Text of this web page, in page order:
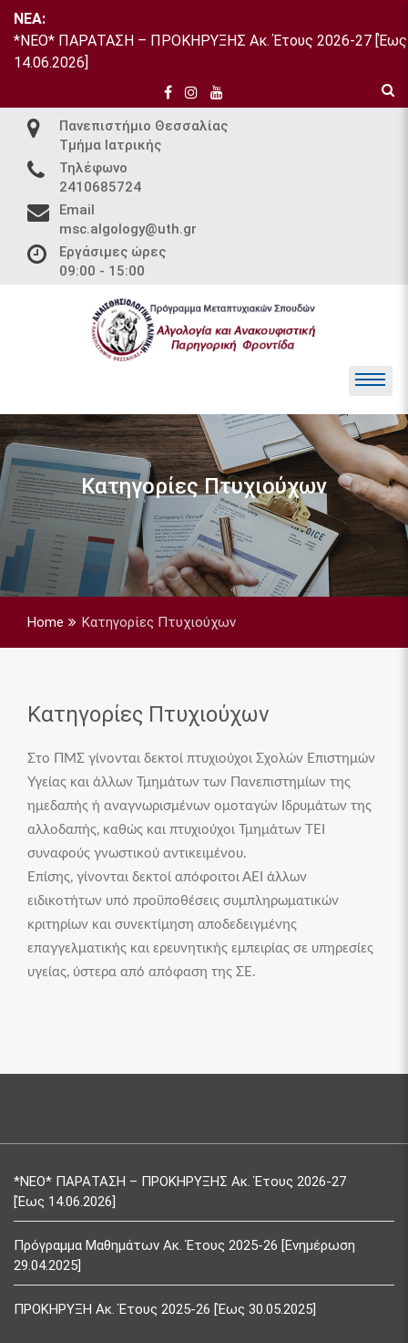
Skip
content
NEA:
*ΝΕΟ* ΠΑΡΑΤΑΣΗ – ΠΡΟΚΗΡΥΞΗΣ Ακ. Έτους 2026-27 [Έως
14.06.2026]
Πανεπιστήμιο Θεσσαλίας
Τμήμα Ιατρικής
Τηλέφωνο
2410685724
Email
msc.algology@uth.gr
Εργάσιμες ώρες
09:00 - 15:00
Κατηγορίες Πτυχιούχων
Home Κατηγορίες Πτυχιούχων
Κατηγορίες Πτυχιούχων
Στο ΠΜΣ γίνονται δεκτοί πτυχιούχοι Σχολών Επιστημών
Υγείας και άλλων Τμημάτων των Πανεπιστημίων της
ημεδαπής ή αναγνωρισμένων ομοταγών Ιδρυμάτων της
αλλοδαπής, καθώς και πτυχιούχοι Τμημάτων ΤΕΙ
συναφούς γνωστικού αντικειμένου.
Επίσης, γίνονται δεκτοί απόφοιτοι ΑΕΙ άλλων
ειδικοτήτων υπό προϋποθέσεις συμπληρωματικών
κριτηρίων και συνεκτίμηση αποδεδειγμένης
επαγγελματικής και ερευνητικής εμπειρίας σε υπηρεσίες
υγείας, ύστερα από απόφαση της ΣΕ.
*ΝΕΟ* ΠΑΡΑΤΑΣΗ – ΠΡΟΚΗΡΥΞΗΣ Ακ. Έτους 2026-27
[Έως 14.06.2026]
Πρόγραμμα Μαθημάτων Ακ. Έτους 2025-26 [Ενημέρωση
29.04.2025]
ΠΡΟΚΗΡΥΞΗ Ακ. Έτους 2025-26 [Έως 30.05.2025]